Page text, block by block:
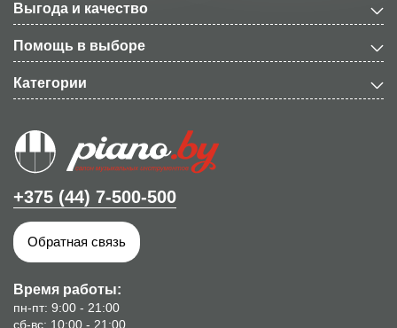
Выгода и качество
Помощь в выборе
Категории
+375 (44) 7-500-500
Обратная связь
Время работы:
пн-пт: 9:00 - 21:00
сб-вс: 10:00 - 21:00